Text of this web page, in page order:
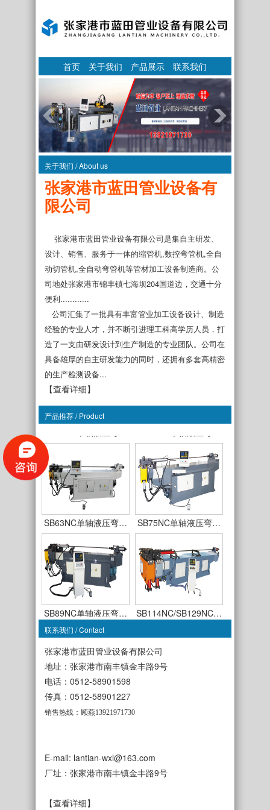
首页 关于我们 产品展示 联系我们
关于我们 / About us
张家港市蓝田管业设备有
限公司
张家港市蓝田管业设备有限公司是集自主研发、
设计、销售、服务于一体的缩管机,数控弯管机,全自
动切管机,全自动弯管机等管材加工设备制造商。公
司地处张家港市锦丰镇七海坝204国道边，交通十分
便利............
公司汇集了一批具有丰富管业加工设备设计、制造
经验的专业人才，并不断引进理工科高学历人员，打
造了一支由研发设计到生产制造的专业团队。公司在
具备雄厚的自主研发能力的同时，还拥有多套高精密
的生产检测设备...
【查看详细】
产品推荐 / Product
SB38NC单轴液压弯… SB50NC单轴液压弯…
SB63NC单轴液压弯… SB75NC单轴液压弯…
SB89NC单轴液压弯… SB114NC/SB129NC…
SB63CNC-TSR-3A全…
联系我们 / Contact
张家港市蓝田管业设备有限公司
地址：张家港市南丰镇金丰路9号
电话：0512-58901598
传真：0512-58901227
销售热线：顾燕13921971730
E-mail: lantian-wxl@163.com
厂址：张家港市南丰镇金丰路9号
【查看详细】